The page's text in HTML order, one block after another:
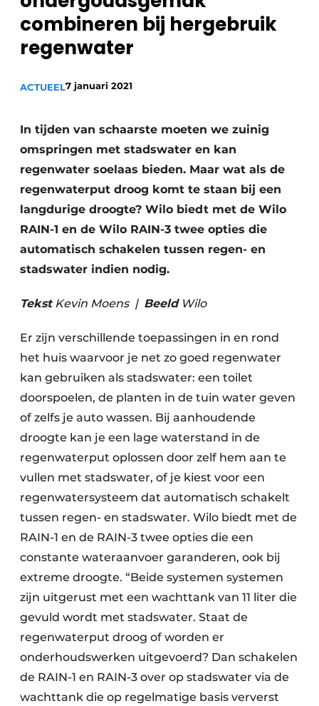
Vacature aanmelden
Sanitair
Binnenklimaat
Ventilatie
Warmtepompen
combineren bij hergebruik
regenwater
ACTUEEL7 januari 2021
In tijden van schaarste moeten we zuinig
omspringen met stadswater en kan
regenwater soelaas bieden. Maar wat als de
regenwaterput droog komt te staan bij een
langdurige droogte? Wilo biedt met de Wilo
RAIN-1 en de Wilo RAIN-3 twee opties die
automatisch schakelen tussen regen- en
stadswater indien nodig.
TekstKevin Moens | BeeldWilo
Er zijn verschillende toepassingen in en rond
het huis waarvoor je net zo goed regenwater
kan gebruiken als stadswater: een toilet
doorspoelen, de planten in de tuin water geven
of zelfs je auto wassen. Bij aanhoudende
droogte kan je een lage waterstand in de
regenwaterput oplossen door zelf hem aan te
vullen met stadswater, of je kiest voor een
regenwatersysteem dat automatisch schakelt
tussen regen- en stadswater. Wilo biedt met de
RAIN-1 en de RAIN-3 twee opties die een
constante wateraanvoer garanderen, ook bij
extreme droogte. “Beide systemen systemen
zijn uitgerust met een wachttank van 11 liter die
gevuld wordt met stadswater. Staat de
regenwaterput droog of worden er
onderhoudswerken uitgevoerd? Dan schakelen
de RAIN-1 en RAIN-3 over op stadswater via de
wachttank die op regelmatige basis ververst